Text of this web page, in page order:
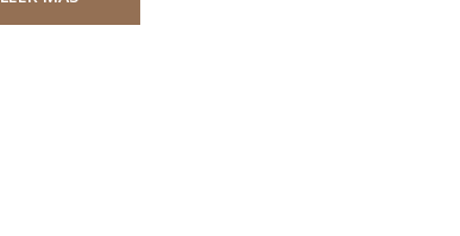
Elecciones Municipales 2024 en